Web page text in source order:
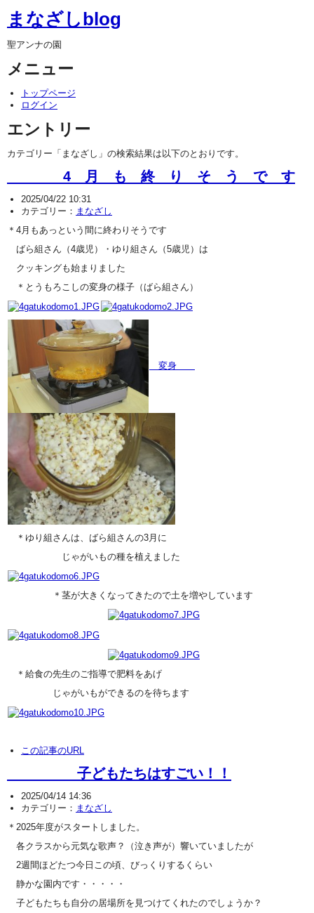
まなざしblog
聖アンナの園
メニュー
トップページ
ログイン
エントリー
カテゴリー「まなざし」の検索結果は以下のとおりです。
4 月 も 終 り そ う で す
2025/04/22 10:31
カテゴリー： まなざし
＊4月もあっという間に終わりそうです
ばら組さん（4歳児）・ゆり組さん（5歳児）は
クッキングも始まりました
＊とうもろこしの変身の様子（ばら組さん）
変身
＊ゆり組さんは、ばら組さんの3月に
じゃがいもの種を植えました
＊茎が大きくなってきたので土を増やしています
＊給食の先生のご指導で肥料をあげ
じゃがいもができるのを待ちます
この記事のURL
子どもたちはすごい！！
2025/04/14 14:36
カテゴリー： まなざし
＊2025年度がスタートしました。
各クラスから元気な歌声？（泣き声が）響いていましたが
2週間ほどたつ今日この頃、びっくりするくらい
静かな園内です・・・・・
子どもたちも自分の居場所を見つけてくれたのでしょうか？